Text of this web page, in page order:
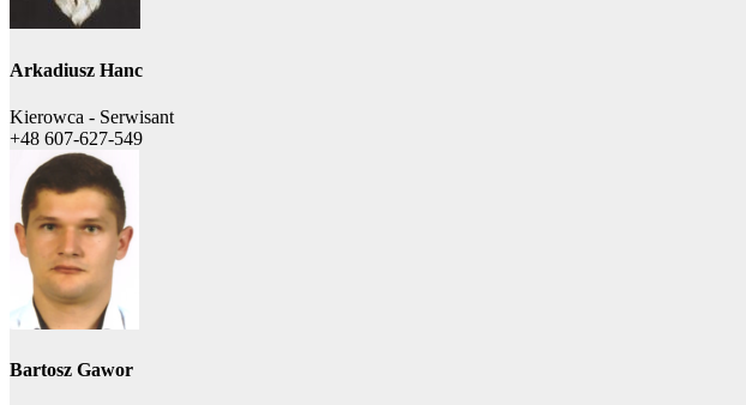
Arkadiusz Hanc
Kierowca - Serwisant
+48 607-627-549
Bartosz Gawor